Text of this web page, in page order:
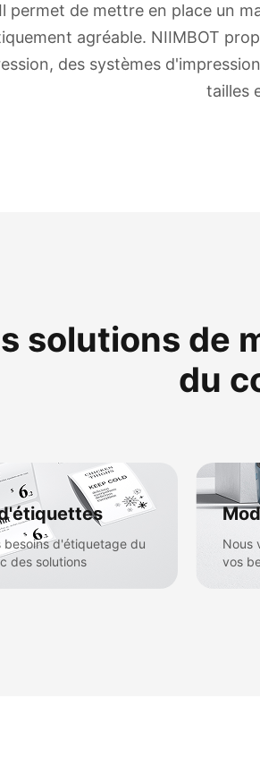
permet de mettre en place un
agréable. NIIMBOT
des systèmes
tailles
solutions de
du
d'étiquetage du
des solutions
Nous
vos